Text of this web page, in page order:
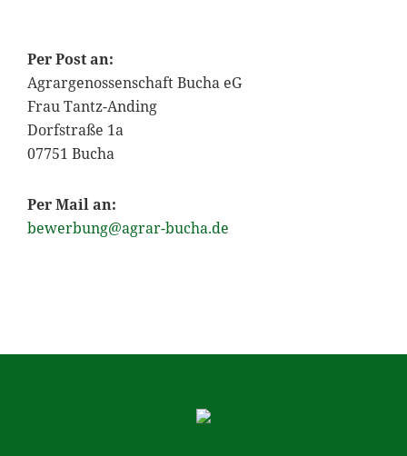
Per Post an:
Agrargenossenschaft Bucha eG
Frau Tantz-Anding
Dorfstraße 1a
07751 Bucha
Per Mail an:
bewerbung@agrar-bucha.de